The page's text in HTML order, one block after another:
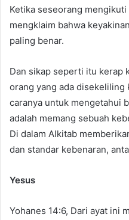
Ketika seseorang
mengklaim bahwa
paling benar.
Dan sikap seperti itu kerap
orang yang ada disekeliling
caranya untuk mengetahui
adalah memang sebuah
Di dalam Alkitab
dan standar kebenaran,
Yesus
Yohanes 14:6, Dari ayat ini